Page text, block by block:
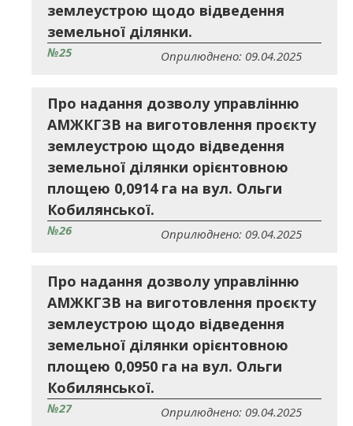
землеустрою щодо відведення
земельної ділянки.
№25 Оприлюднено: 09.04.2025
Про надання дозволу управлінню
АМЖКГЗВ на виготовлення проєкту
землеустрою щодо відведення
земельної ділянки орієнтовною
площею 0,0914 га на вул. Ольги
Кобилянської.
№26 Оприлюднено: 09.04.2025
Про надання дозволу управлінню
АМЖКГЗВ на виготовлення проєкту
землеустрою щодо відведення
земельної ділянки орієнтовною
площею 0,0950 га на вул. Ольги
Кобилянської.
№27 Оприлюднено: 09.04.2025